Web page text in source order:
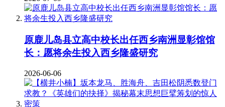
原鹿儿岛县立高中校长出任西乡南洲显彰馆馆
长：愿将余生投入西乡隆盛研究
2026-06-06